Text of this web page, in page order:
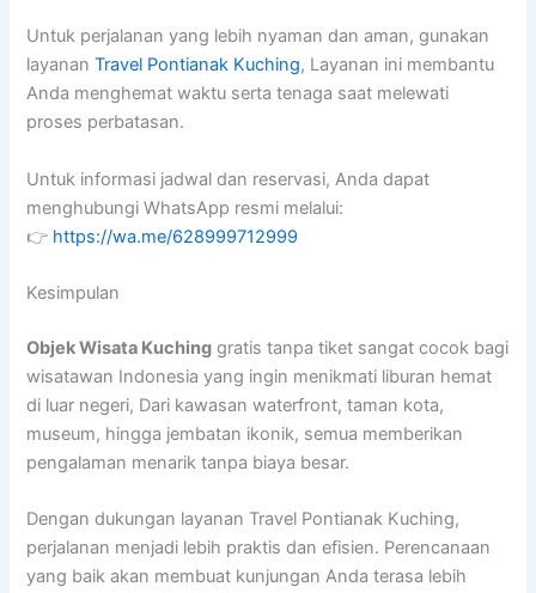
Untuk perjalanan yang lebih nyaman dan aman, gunakan
layananTravel Pontianak Kuching, Layanan ini membantu
Anda menghemat waktu serta tenaga saat melewati
proses perbatasan.
Untuk informasi jadwal dan reservasi, Anda dapat
menghubungi WhatsApp resmi melalui:
👉 https://wa.me/628999712999
Kesimpulan
Objek Wisata Kuching gratis tanpa tiket sangat cocok bagi
wisatawan Indonesia yang ingin menikmati liburan hemat
di luar negeri, Dari kawasan waterfront, taman kota,
museum, hingga jembatan ikonik, semua memberikan
pengalaman menarik tanpa biaya besar.
Dengan dukungan layanan Travel Pontianak Kuching,
perjalanan menjadi lebih praktis dan efisien. Perencanaan
yang baik akan membuat kunjungan Anda terasa lebih